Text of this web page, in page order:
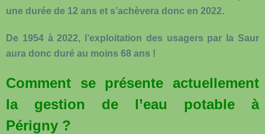
une durée de 12 ans et s’achèvera donc en 2022.
De 1954 à 2022, l’exploitation des usagers par la Saur
aura donc duré au moins 68 ans !
Comment se présente actuellement
la gestion de l’eau potable à
Périgny ?